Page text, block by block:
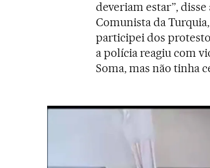
deveriam estar”,
Comunista da
participei dos
a polícia reagiu com
Soma, mas não tinha